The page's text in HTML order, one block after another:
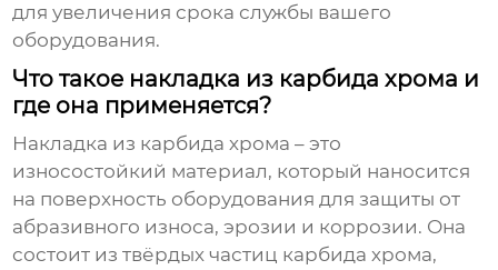
для увеличения срока службы вашего
оборудования.
Что такое накладка из карбида хрома и
где она применяется?
Накладка из карбида хрома – это
износостойкий материал, который наносится
на поверхность оборудования для защиты от
абразивного износа, эрозии и коррозии. Она
состоит из твёрдых частиц карбида хрома,